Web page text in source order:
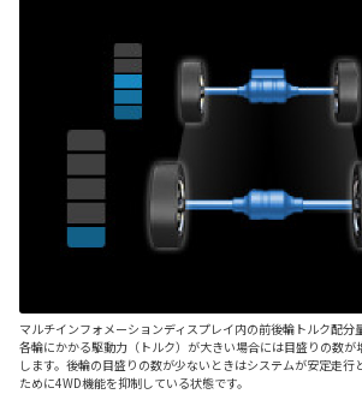
マルチインフォメーションディスプレイ内の前後輪トルク配分
各輪にかかる駆動力（トルク）が大きい場合には目盛りの数が
します。後輪の目盛りの数が少ないときはシステムが安定走行
ために4WD機能を抑制している状態です。